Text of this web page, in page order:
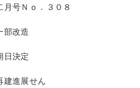
号Ｎｏ．３０８
部改造
日決定
建進展せん